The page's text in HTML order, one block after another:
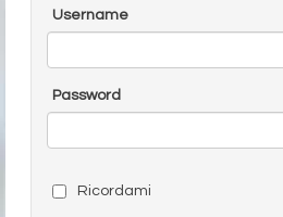
Username
Password
Ricordami